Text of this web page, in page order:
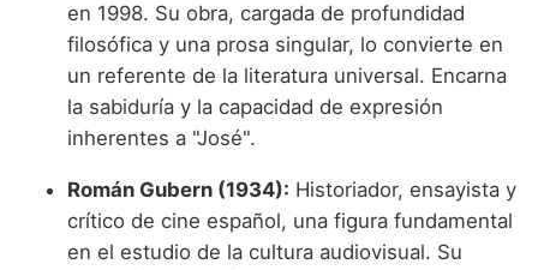
en 1998. Su obra, cargada de profundidad
filosófica y una prosa singular, lo convierte en
un referente de la literatura universal. Encarna
la sabiduría y la capacidad de expresión
inherentes a "José".
Román Gubern (1934): Historiador, ensayista y
crítico de cine español, una figura fundamental
en el estudio de la cultura audiovisual. Su